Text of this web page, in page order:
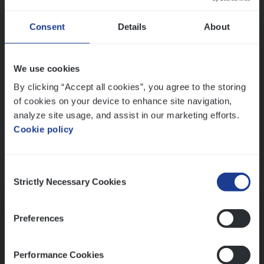
Consent Details About
We use cookies
By clicking “Accept all cookies”, you agree to the storing
of cookies on your device to enhance site navigation,
analyze site usage, and assist in our marketing efforts.
Cookie policy
Selection
Strictly Necessary Cookies
Preferences
Performance Cookies
Ons sollicitatieproces